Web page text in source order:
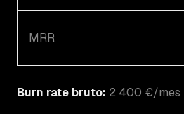
MRR
Burn rate bruto: 2 400 €/mes